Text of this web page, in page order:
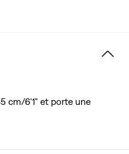
cm/6'1" et porte une